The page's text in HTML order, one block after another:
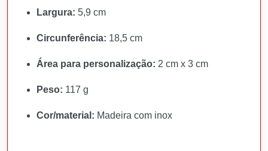
Largura: 5,9 cm
Circunferência: 18,5 cm
Área para personalização: 2 cm x 3 cm
Peso: 117 g
Cor/material: Madeira com inox